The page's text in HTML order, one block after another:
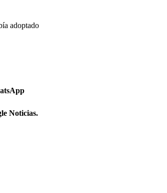
adoptado
Noticias.